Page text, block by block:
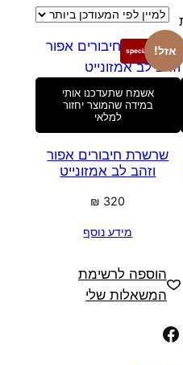
ממוין
לפי
הפריט
העדכני
ביותר
special edition
אזל!
אשמח שתעדכנו אותי
במידה שהמוצר יחזור
למלאי
שרשרת חיבורים אפור
וזהב לב אמזונייט
₪ 320
מידע נוסף
הוספה לרשימת
המשאלות שלי
Facebook